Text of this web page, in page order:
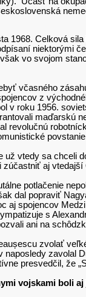
1968. Celková
niektorými
vo svojom
včasného
z
v roku 1956.
maďarskú
revolučnú
vtedy sa chceli
aj
potlačenie
dal popraviť
aj spojencov
s
ani na
zvolať
zavolal
presvedčil, že
vojskami boli